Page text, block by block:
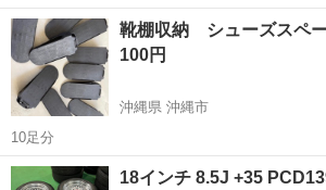
ペーサーによるワイドトレ… ◆◇◆ 弊社のスペ
ジ… す。 狭い幅のスペーサー にカラーを足すよ
サー タイプとは違い...
東京 大田区 穴守稲荷駅 ヤマハ
靴棚収納 シューズスペ
100円
沖縄県 沖縄市
10足分
沖縄 沖縄市 生活雑貨
18インチ 8.5J +35